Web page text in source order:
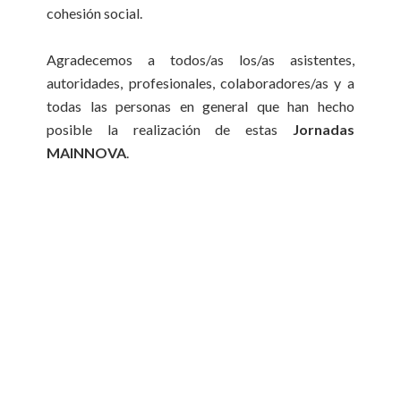
cohesión social.
Agradecemos a todos/as los/as asistentes,
autoridades, profesionales, colaboradores/as y a
todas las personas en general que han hecho
posible la realización de estas Jornadas
MAINNOVA.